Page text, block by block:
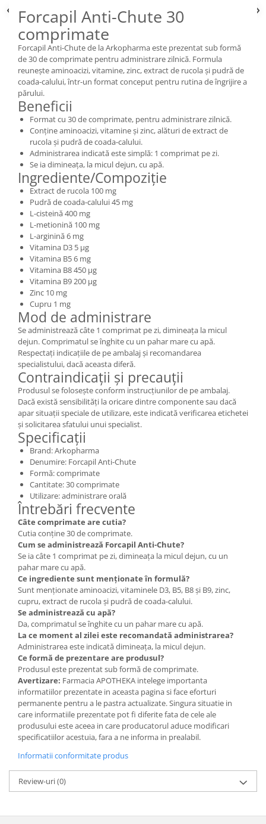
Forcapil Anti-Chute 30
comprimate
Forcapil Anti-Chute de la Arkopharma este prezentat sub formă
de 30 de comprimate pentru administrare zilnică. Formula
reunește aminoacizi, vitamine, zinc, extract de rucola și pudră de
coada-calului, într-un format conceput pentru rutina de îngrijire a
părului.
Beneficii
Format cu 30 de comprimate, pentru administrare zilnică.
Conține aminoacizi, vitamine și zinc, alături de extract de
rucola și pudră de coada-calului.
Administrarea indicată este simplă: 1 comprimat pe zi.
Se ia dimineața, la micul dejun, cu apă.
Ingrediente/Compoziție
Extract de rucola 100 mg
Pudră de coada-calului 45 mg
L-cisteină 400 mg
L-metionină 100 mg
L-arginină 6 mg
Vitamina D3 5 µg
Vitamina B5 6 mg
Vitamina B8 450 µg
Vitamina B9 200 µg
Zinc 10 mg
Cupru 1 mg
Mod de administrare
Se administrează câte 1 comprimat pe zi, dimineața la micul
dejun. Comprimatul se înghite cu un pahar mare cu apă.
Respectați indicațiile de pe ambalaj și recomandarea
specialistului, dacă aceasta diferă.
Contraindicații și precauții
Produsul se folosește conform instrucțiunilor de pe ambalaj.
Dacă există sensibilități la oricare dintre componente sau dacă
apar situații speciale de utilizare, este indicată verificarea etichetei
și solicitarea sfatului unui specialist.
Specificații
Brand: Arkopharma
Denumire: Forcapil Anti-Chute
Formă: comprimate
Cantitate: 30 comprimate
Utilizare: administrare orală
Întrebări frecvente
Câte comprimate are cutia?
Cutia conține 30 de comprimate.
Cum se administrează Forcapil Anti-Chute?
Se ia câte 1 comprimat pe zi, dimineața la micul dejun, cu un
pahar mare cu apă.
Ce ingrediente sunt menționate în formulă?
Sunt menționate aminoacizi, vitaminele D3, B5, B8 și B9, zinc,
cupru, extract de rucola și pudră de coada-calului.
Se administrează cu apă?
Da, comprimatul se înghite cu un pahar mare cu apă.
La ce moment al zilei este recomandată administrarea?
Administrarea este indicată dimineața, la micul dejun.
Ce formă de prezentare are produsul?
Produsul este prezentat sub formă de comprimate.
Avertizare: Farmacia APOTHEKA intelege importanta
informatiilor prezentate in aceasta pagina si face eforturi
permanente pentru a le pastra actualizate. Singura situatie in
care informatiile prezentate pot fi diferite fata de cele ale
produsului este aceea in care producatorul aduce modificari
specificatiilor acestuia, fara a ne informa in prealabil.
Informatii conformitate produs
Review-uri(0)